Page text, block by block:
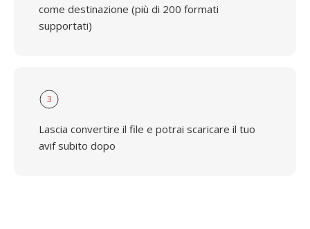
come destinazione (più di 200 formati
supportati)
3
Lascia convertire il file e potrai scaricare il tuo
avif subito dopo